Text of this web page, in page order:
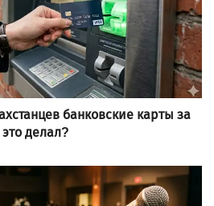
банковские карты за
делал?